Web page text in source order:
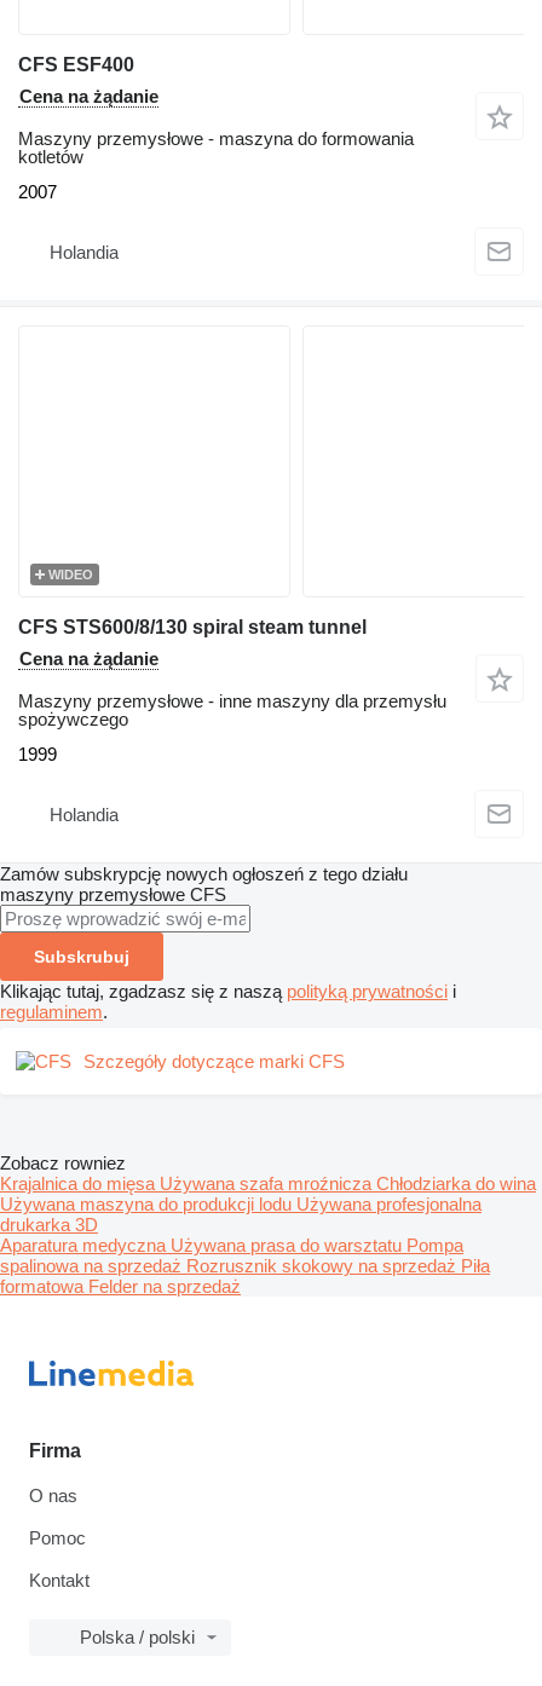
CFS ESF400
Cena na żądanie
Maszyny przemysłowe - maszyna do formowania
kotletów
2007
Holandia
WIDEO
CFS STS600/8/130 spiral steam tunnel
Cena na żądanie
Maszyny przemysłowe - inne maszyny dla przemysłu
spożywczego
1999
Holandia
Zamów subskrypcję nowych ogłoszeń z tego działu
maszyny przemysłowe CFS
Subskrubuj
Klikając tutaj, zgadzasz się z naszą polityką prywatności i
regulaminem.
Szczegóły dotyczące marki CFS
Zobacz rowniez
Krajalnica do mięsa Używana szafa mroźnicza Chłodziarka do wina
Używana maszyna do produkcji lodu Używana profesjonalna
drukarka 3D
Aparatura medyczna Używana prasa do warsztatu Pompa
spalinowa na sprzedaż Rozrusznik skokowy na sprzedaż Piła
formatowa Felder na sprzedaż
Firma
O nas
Pomoc
Kontakt
Polska / polski